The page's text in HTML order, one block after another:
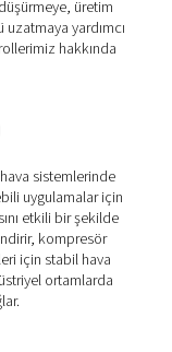
Akış Kontrolleri
etmek için
serisi sunar.
salınmasını
sağlarken
İster yüksek
küçük ölçekli